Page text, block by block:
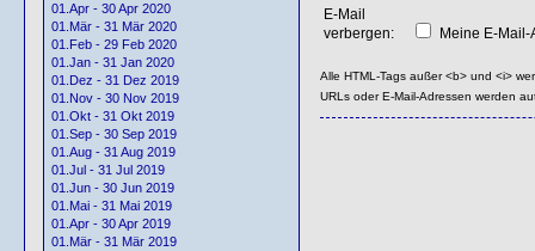
01.Apr - 30 Apr 2020
01.Mär - 31 Mär 2020
01.Feb - 29 Feb 2020
01.Jan - 31 Jan 2020
01.Dez - 31 Dez 2019
01.Nov - 30 Nov 2019
01.Okt - 31 Okt 2019
01.Sep - 30 Sep 2019
01.Aug - 31 Aug 2019
01.Jul - 31 Jul 2019
01.Jun - 30 Jun 2019
01.Mai - 31 Mai 2019
01.Apr - 30 Apr 2019
01.Mär - 31 Mär 2019
E-Mail
verbergen:
Meine E-
Alle HTML-Tags außer <b> und <i>
URLs oder E-Mail-Adressen werden